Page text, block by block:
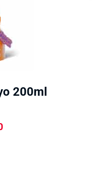
200ml